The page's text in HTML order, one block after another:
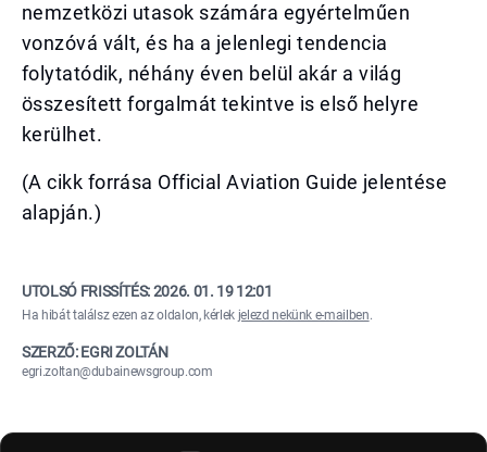
nemzetközi utasok számára egyértelműen
vonzóvá vált, és ha a jelenlegi tendencia
folytatódik, néhány éven belül akár a világ
összesített forgalmát tekintve is első helyre
kerülhet.
(A cikk forrása Official Aviation Guide jelentése
alapján.)
UTOLSÓ FRISSÍTÉS:2026. 01. 19 12:01
Ha hibát találsz ezen az oldalon, kérlek jelezd nekünk e-mailben.
SZERZŐ: EGRI ZOLTÁN
egri.zoltan@dubainewsgroup.com